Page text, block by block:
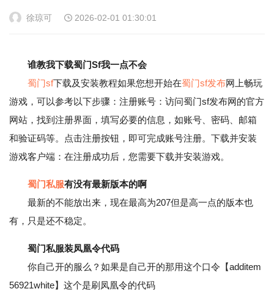
徐琼可 2026-02-01 01:30:01
谁教我下载蜀门Sf我一点不会
蜀门sf下载及安装教程如果您想开始在蜀门sf发布网上畅玩
游戏，可以参考以下步骤：注册账号：访问蜀门sf发布网的官方
网站，找到注册界面，填写必要的信息，如账号、密码、邮箱
和验证码等。点击注册按钮，即可完成账号注册。下载并安装
游戏客户端：在注册成功后，您需要下载并安装游戏。
蜀门私服有没有最新版本的啊
最新的不能放出来，现在最高为207但是高一点的版本也
有，只是还不稳定。
蜀门私服装凤凰令代码
你自己开的服么？如果是自己开的那用这个口令【additem
56921white】这个是刷凤凰令的代码